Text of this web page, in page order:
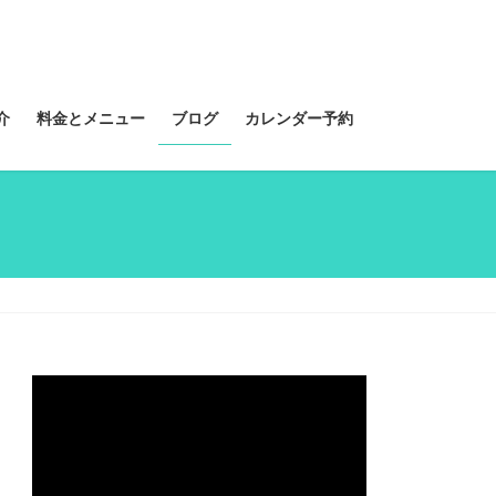
料金とメニュー ブログ カレンダー予約